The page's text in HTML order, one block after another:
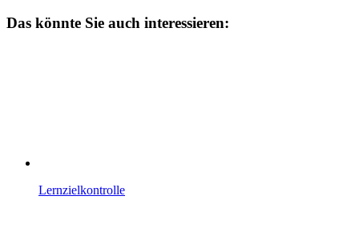
Das könnte Sie auch interessieren:
Lernzielkontrolle